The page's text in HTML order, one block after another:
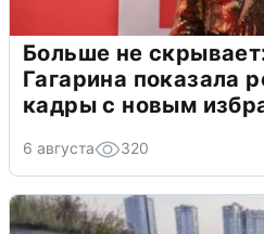
Больше не
Гагарина показала
кадры с новым
6 августа 320